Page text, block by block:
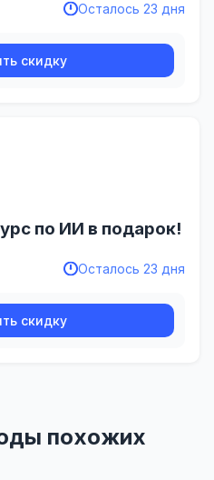
Осталось 23 дня
скидку
по ИИ в подарок!
Осталось 23 дня
скидку
похожих